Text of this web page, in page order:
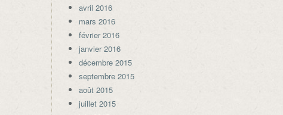
avril 2016
mars 2016
février 2016
janvier 2016
décembre 2015
septembre 2015
août 2015
juillet 2015